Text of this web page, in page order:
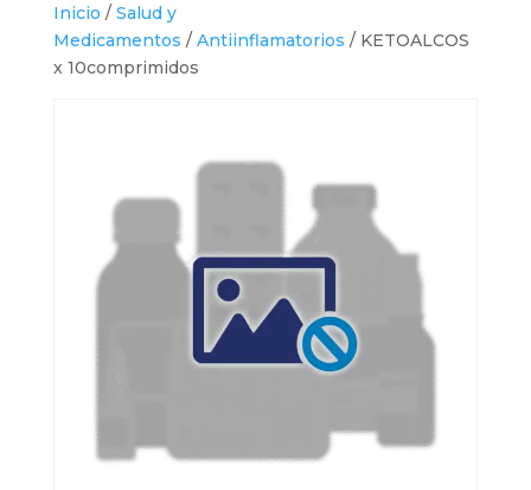
Inicio / Salud y
Medicamentos / Antiinflamatorios / KETOALCOS
x 10comprimidos